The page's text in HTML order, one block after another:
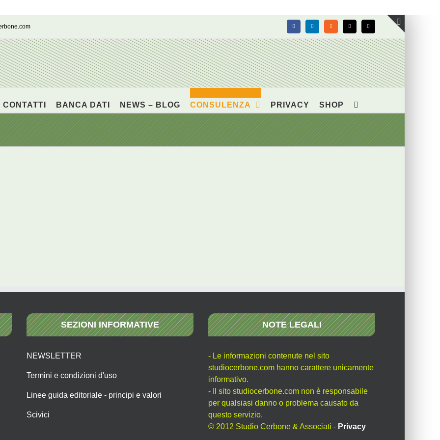
FacebookLinkedIn Rss X Email
CONTATTI BANCA DATI NEWS – BLOG CONSULENZA PRIVACY SHOP
SEZIONI INFORMATIVE
NEWSLETTER
Termini e condizioni d'uso
Linee guida editoriale - principi e valori
Scivici
NOTE LEGALI
- Le informazioni contenute nel sito
studiocerbone.com hanno carattere unicamente
informativo.
- Il sito studiocerbone.com non è responsabile
per qualsiasi danno o problema causato da
questo servizio.
© 2012 Studio Cerbone & Associati - Privacy
Toggle
area
barra
scorrevole